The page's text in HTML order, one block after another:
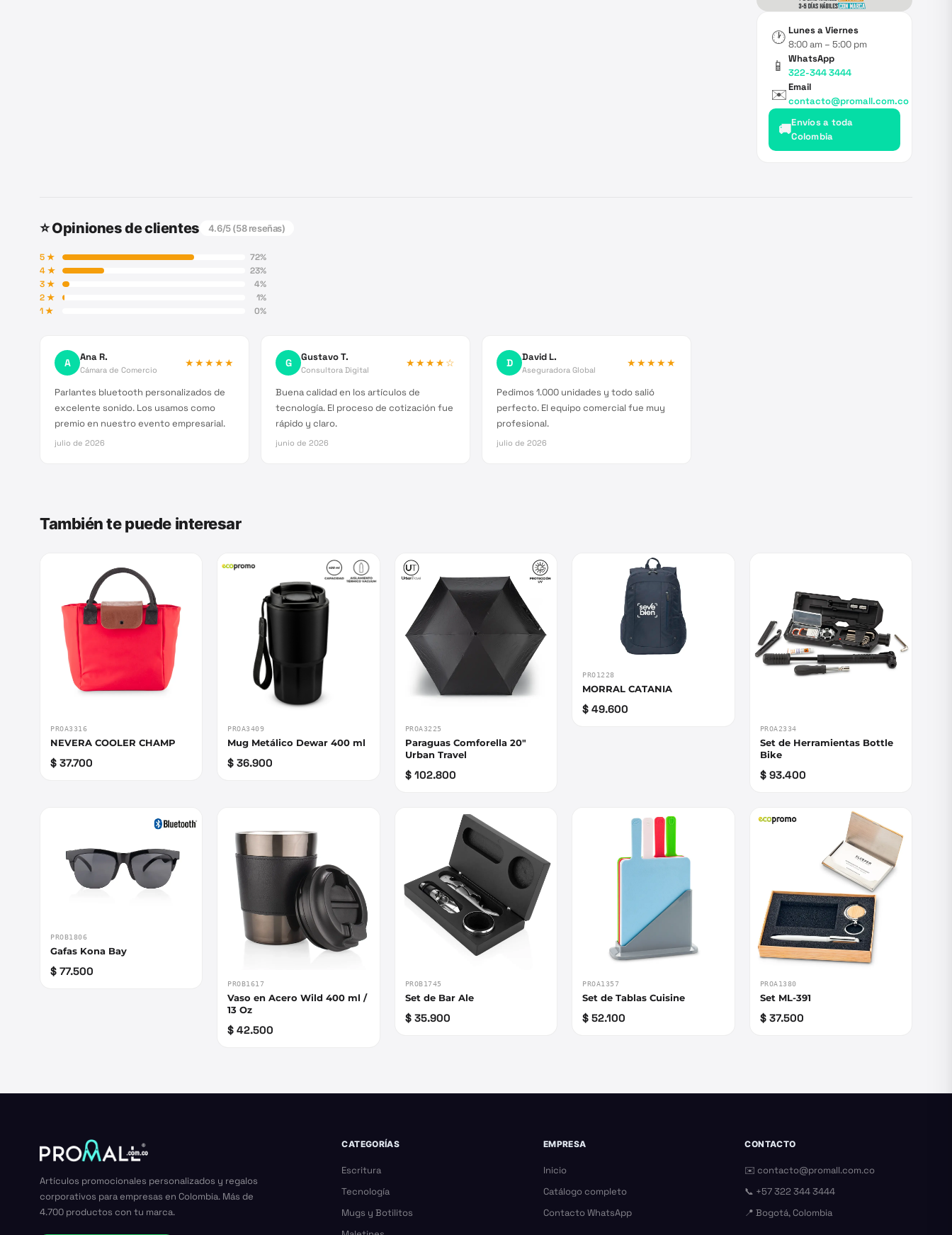
🕐 Lunes a Viernes
8:00 am – 5:00 pm
📱
WhatsApp
322-344 3444
✉️Email
contacto@promall.com.co
🚚Envíos a toda
Colombia
⭐ Opiniones de clientes 4.6/5 (58reseñas)
5★ 72%
4★ 23%
3★ 4%
2★ 1%
1★ 0%
A Ana R.
Cámara de Comercio
★★★★★
Parlantes bluetooth personalizados de
excelente sonido. Los usamos como
premio en nuestro evento empresarial.
julio de 2026
G Gustavo T.
Consultora Digital
★★★★☆
Buena calidad en los artículos de
tecnología. El proceso de cotización fue
rápido y claro.
junio de 2026
D David L.
Aseguradora Global
★★★★★
Pedimos 1.000 unidades y todo salió
perfecto. El equipo comercial fue muy
profesional.
julio de 2026
También te puede interesar
PROA3316
NEVERA COOLER CHAMP
$ 37.700
PROA3409
Mug Metálico Dewar 400 ml
$ 36.900
PROA3225
Paraguas Comforella 20"
Urban Travel
$ 102.800
PRO1228
MORRAL CATANIA
$ 49.600
PROA2334
Set de Herramientas Bottle
Bike
$ 93.400
PROB1806
Gafas Kona Bay
$ 77.500
PROB1617
Vaso en Acero Wild 400 ml /
13 Oz
$ 42.500
PROB1745
Set de Bar Ale
$ 35.900
PROA1357
Set de Tablas Cuisine
$ 52.100
PROA1380
Set ML-391
$ 37.500
Artículos promocionales personalizados y regalos
corporativos para empresas en Colombia. Más de
4.700 productos con tu marca.
CATEGORÍAS
Escritura
Tecnología
Mugs y Botilitos
EMPRESA
Inicio
Catálogo completo
Contacto WhatsApp
CONTACTO
✉️contacto@promall.com.co
📞 +57 322 344 3444
📍 Bogotá, Colombia